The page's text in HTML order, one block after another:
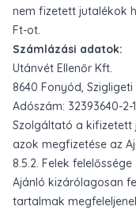
nem fizetett jutalékok
Ft-ot.
Számlázási adatok:
Utánvét Ellenőr Kft.
8640 Fonyód, Szigligeti
Adószám: 32393640-2-
Szolgáltató a kifizetett
azok megfizetése az
8.5.2. Felek felelőssége
Ajánló kizárólagosan
tartalmak